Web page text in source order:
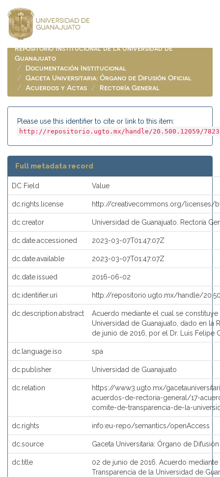
navigation
Repositorio Institucional de la Universidad de
Guanajuato
Documentación Institucional
Gaceta Universitaria: Órgano de Difusión Oficial
Acuerdos y Actas
Rectoría General
Please use this identifier to cite or link to this item:
http://repositorio.ugto.mx/handle/20.500.12059/7823
Full metadata record
DC Field Value
dc.rights.license http://creativecommons.org/licenses/
dc.creator Universidad de Guanajuato. Rectoría
dc.date.accessioned 2023-03-07T01:47:07Z
dc.date.available 2023-03-07T01:47:07Z
dc.date.issued 2016-06-02
dc.identifier.uri http://repositorio.ugto.mx/handle/
dc.description.abstract
Acuerdo mediante el cual se
Universidad de Guanajuato, dado en la
de junio de 2016, por el Dr. Luis Felipe
dc.language.iso spa
dc.publisher Universidad de Guanajuato
dc.relation
https://www3.ugto.mx/
acuerdos-de-rectoria-general/17-
comite-de-transparencia-de-la-
dc.rights info:eu-repo/semantics/openAccess
dc.source Gaceta Universitaria: Órgano de
dc.title
02 de junio de 2016. Acuerdo
Transparencia de la Universidad de